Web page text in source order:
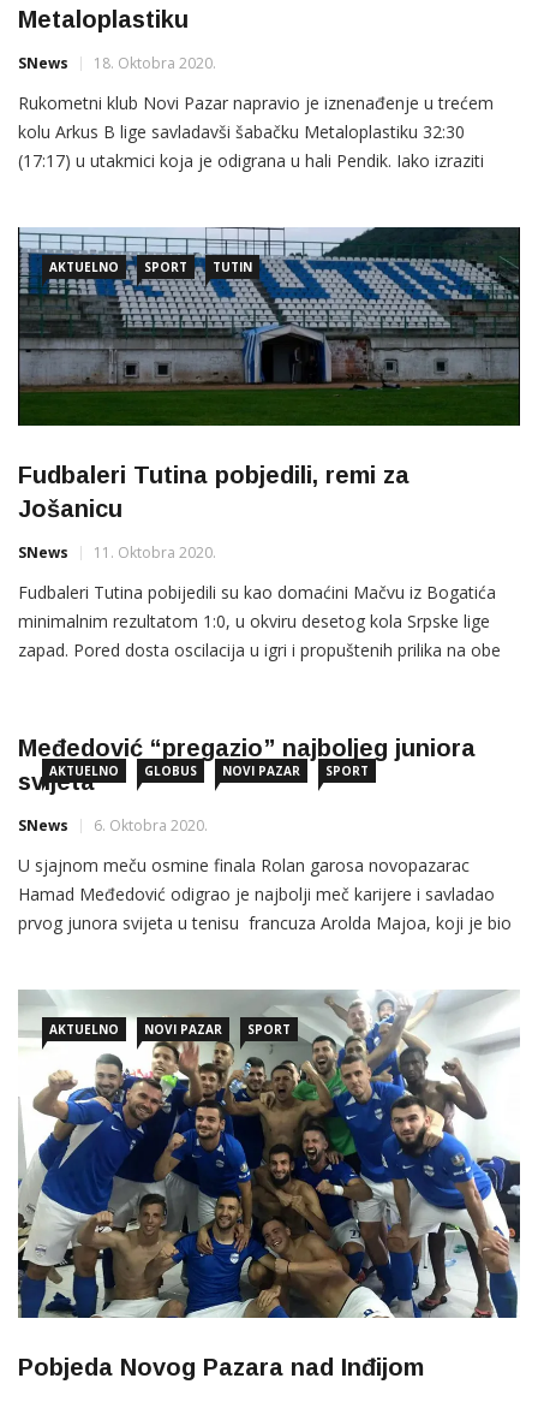
Metaloplastiku
SNews 18. Oktobra 2020.
Rukometni klub Novi Pazar napravio je iznenađenje u trećem
kolu Arkus B lige savladavši šabačku Metaloplastiku 32:30
(17:17) u utakmici koja je odigrana u hali Pendik. Iako izraziti
AKTUELNO SPORT TUTIN
Fudbaleri Tutina pobjedili, remi za
Jošanicu
SNews 11. Oktobra 2020.
Fudbaleri Tutina pobijedili su kao domaćini Mačvu iz Bogatića
minimalnim rezultatom 1:0, u okviru desetog kola Srpske lige
zapad. Pored dosta oscilacija u igri i propuštenih prilika na obe
momci u plavim dresovima […]
AKTUELNO GLOBUS NOVI PAZAR SPORT
Međedović “pregazio” najboljeg juniora
svijeta
SNews 6. Oktobra 2020.
U sjajnom meču osmine finala Rolan garosa novopazarac
Hamad Međedović odigrao je najbolji meč karijere i savladao
prvog junora svijeta u tenisu francuza Arolda Majoa, koji je bio
oduševio tenisku javnost i napravio veliki skok na svetskoj rang
listi […]AKTUELNO NOVI PAZAR SPORT
Pobjeda Novog Pazara nad Inđijom